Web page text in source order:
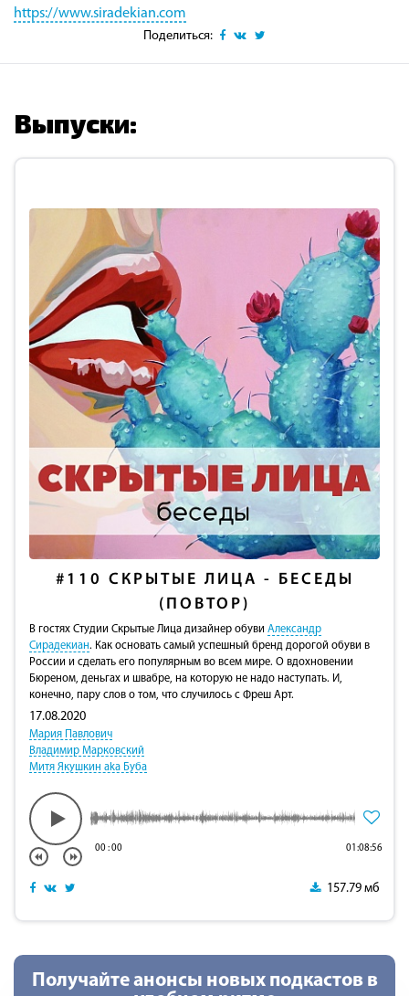
https://www.siradekian.com
Поделиться:
Выпуски:
#110 СКРЫТЫЕ ЛИЦА - БЕСЕДЫ
(ПОВТОР)
В гостях Студии Скрытые Лица дизайнер обуви Александр
Сирадекиан. Как основать самый успешный бренд дорогой обуви в
России и сделать его популярным во всем мире. О вдохновении
Бюреном, деньгах и швабре, на которую не надо наступать. И,
конечно, пару слов о том, что случилось с Фреш Арт.
17.08.2020
Мария Павлович
Владимир Марковский
Митя Якушкин aka Буба
00:00 01:08:56
157.79 мб
Получайте анонсы новых подкастов в